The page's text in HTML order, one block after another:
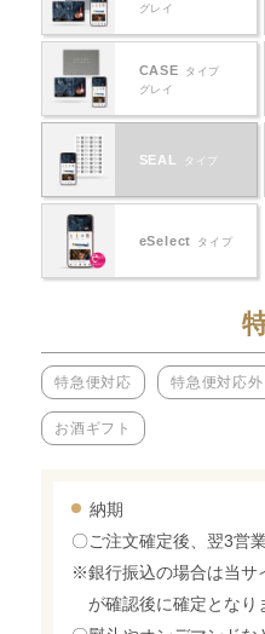
グレイ
CASE
タイプ
グレイ
SEAL タイプ
eSelect タイプ
特急便対応 特急便対応外
お酒ギフト
納期
〇ご注文確定後、翌3営
※銀行振込の場合は当サ
が確認後に確定となり